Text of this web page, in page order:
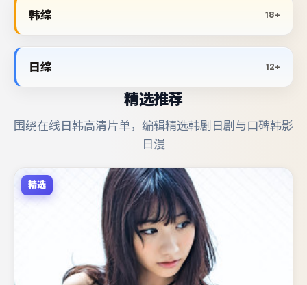
韩综 18+
日综 12+
精选推荐
围绕在线日韩高清片单，编辑精选韩剧日剧与口碑韩影
日漫
精选